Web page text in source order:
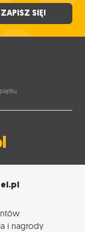
ZAPISZ SIĘ!
i nagrody